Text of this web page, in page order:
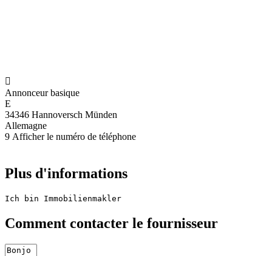

Annonceur basique
E
34346 Hannoversch Münden
Allemagne
9 Afficher le numéro de téléphone
Plus d'informations
Ich bin Immobilienmakler
Comment contacter le fournisseur